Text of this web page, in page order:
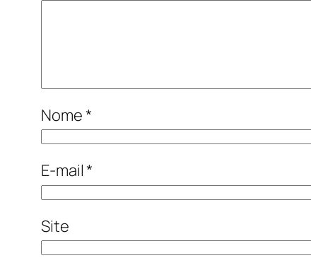
Nome*
E-mail*
Site